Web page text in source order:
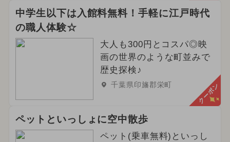
中学生以下は入館料無料！手軽に江戸時代
の職人体験☆
大人も300円とコスパ◎映
画の世界のような町並みで
歴史探検♪
千葉県印旛郡栄町 クーポン
ペットといっしょに空中散歩
ペット(乗車無料)といっし